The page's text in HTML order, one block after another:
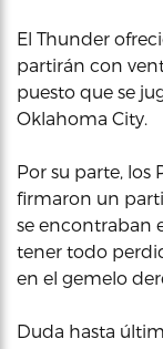
El Thunder
partirán con
puesto que se
Oklahoma City.
Por su parte, los
firmaron un
se encontraban
tener todo
en el gemelo
Duda hasta